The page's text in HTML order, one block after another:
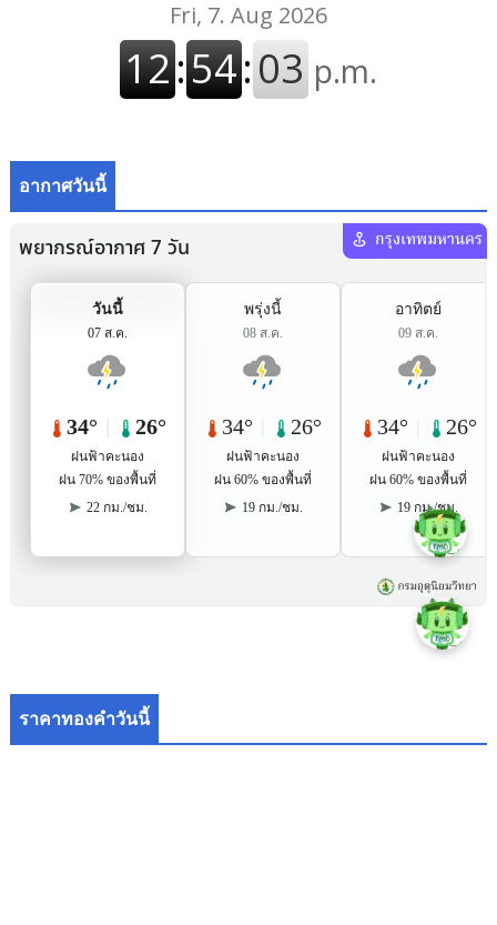
อากาศวันนี้
ราคาทองคำวันนี้